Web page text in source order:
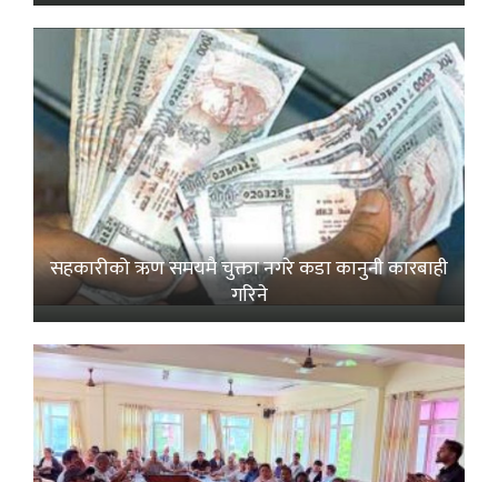
सहकारीको ऋण समयमै चुक्ता नगरे कडा कानुनी कारबाही
गरिने